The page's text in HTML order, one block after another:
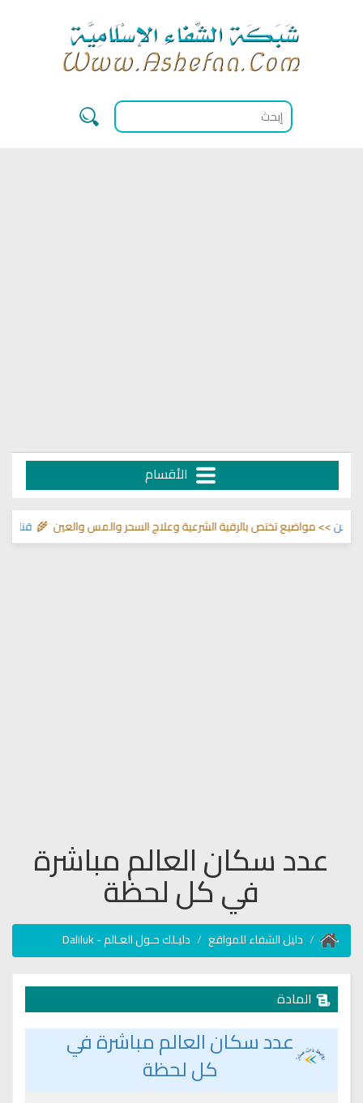
الأقسام
قناة >> مواضيع تختص بالرقية الشرعية وعلاج السحر والمس والعين 🌾
عدد سكان العالم مباشرة
في كل لحظة
دليل الشفاء للمواقع دليـلك حـول العـالم - Daliluk
المادة
عدد سكان العالم مباشرة في
كل لحظة